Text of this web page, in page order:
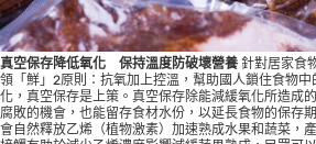
真空保存降低氧化 保持溫度防破壞營養 針對居家食
領「鮮」2原則：抗氧加上控溫，幫助國人鎖住食物
化，真空保存是上策。真空保存除能減緩氧化所造成
腐敗的機會，也能留存食材水份，以延長食物的保存
會自然釋放乙烯（植物激素）加速熟成水果和蔬菜，